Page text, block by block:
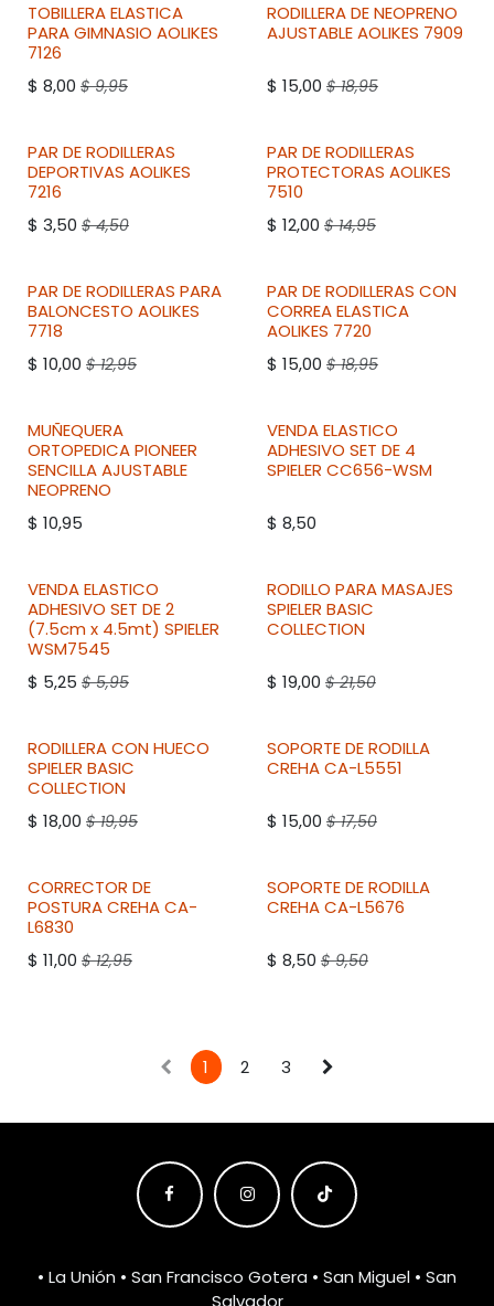
TOBILLERA ELASTICA
PARA GIMNASIO AOLIKES
7126
$ 8,00 $9,95
RODILLERA DE NEOPRENO
AJUSTABLEAOLIKES 7909
$ 15,00 $18,95
PAR DE RODILLERAS
DEPORTIVAS AOLIKES
7216
$ 3,50 $4,50
PAR DE RODILLERAS
PROTECTORAS AOLIKES
7510
$ 12,00 $14,95
PAR DE RODILLERAS PARA
BALONCESTO AOLIKES
7718
$ 10,00 $12,95
PAR DE RODILLERAS CON
CORREA ELASTICA
AOLIKES 7720
$ 15,00 $18,95
MUÑEQUERA
ORTOPEDICAPIONEER
SENCILLA AJUSTABLE
NEOPRENO
$ 10,95
VENDA ELASTICO
ADHESIVO SET DE 4
SPIELER CC656-WSM
$ 8,50
VENDA ELASTICO
ADHESIVO SET DE 2
(7.5cm x 4.5mt) SPIELER
WSM7545
$ 5,25 $5,95
RODILLO PARA MASAJES
SPIELER BASIC
COLLECTION
$ 19,00 $21,50
RODILLERA CON HUECO
SPIELER BASIC
COLLECTION
$ 18,00 $19,95
SOPORTE DE RODILLA
CREHACA-L5551
$ 15,00 $17,50
CORRECTOR DE
POSTURACREHACA-
L6830
$ 11,00 $12,95
SOPORTE DE RODILLA
CREHACA-L5676
$ 8,50 $9,50
1 2 3
• La Unión • San Francisco Gotera • San Miguel • San
Salvador